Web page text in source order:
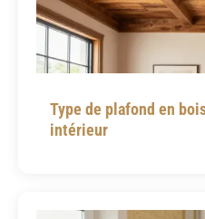
Type de plafond en
intérieur